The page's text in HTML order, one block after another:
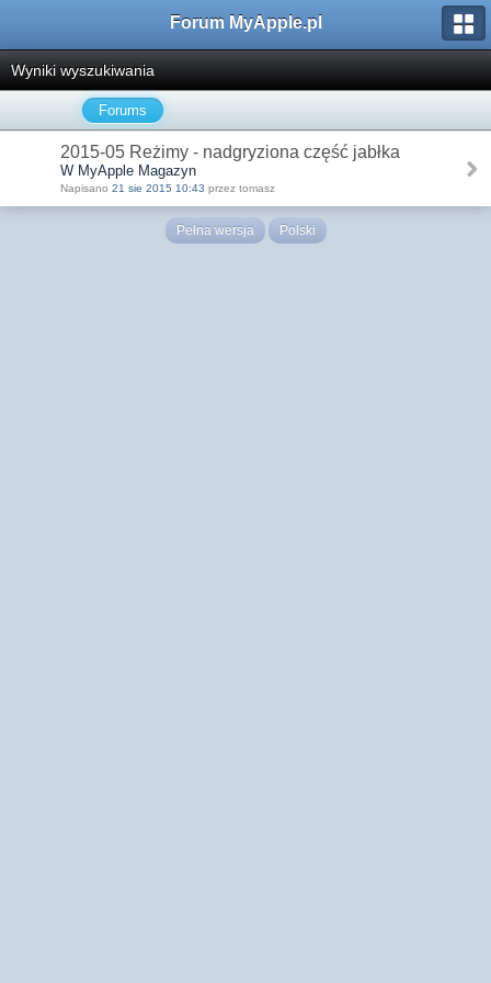
Forum MyApple.pl
Wyniki wyszukiwania
Forums
2015-05 Reżimy - nadgryziona część jabłka
W MyApple Magazyn
Napisano 21 sie 2015 10:43 przez tomasz
Pełna wersja Polski